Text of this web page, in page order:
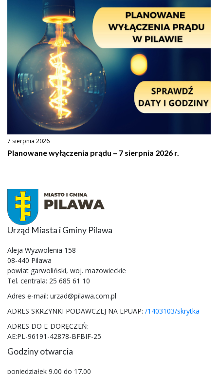
7 sierpnia 2026
Planowane wyłączenia prądu – 7 sierpnia 2026 r.
Urząd Miasta i Gminy Pilawa
Aleja Wyzwolenia 158
08-440 Pilawa
powiat garwoliński, woj. mazowieckie
Tel. centrala: 25 685 61 10
Adres e-mail: urzad@pilawa.com.pl
ADRES SKRZYNKI PODAWCZEJ NA EPUAP: /1403103/skrytka
ADRES DO E-DORĘCZEŃ:
AE:PL-96191-42878-BFBIF-25
Godziny otwarcia
poniedziałek 9.00 do 17.00